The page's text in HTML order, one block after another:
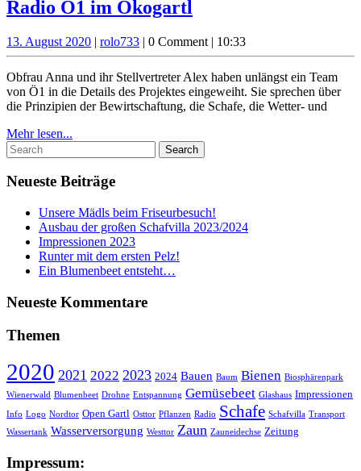
Radio Ö1 im Ökogartl
im
Ökogartl
13. August 202013.
August
2020
| rolo733rolo733
| 0 Comment | 10:33
Obfrau Anna und ihr Stellvertreter Alex haben unlängst ein Team
von Ö1 in die Details des Projektes eingeweiht. Sie sprechen über
die Prinzipien der Bewirtschaftung, die Schafe, die Wetter- und
Mehr lesen...
Search
for:
Neueste Beiträge
Unsere Mädls beim Friseurbesuch!
Ausbau der großen Schafvilla 2023/2024
Impressionen 2023
Runter mit dem ersten Pelz!
Ein Blumenbeet entsteht…
Neueste Kommentare
Themen
2020 2021 2022 2023 2024 Bauen Baum Bienen Biosphärenpark
Wienerwald Blumenbeet Drohne Entspannung Gemüsebeet Glashaus Impressionen
Info Logo Nordtor Open Gartl Osttor Pflanzen Radio Schafe Schafvilla Transport
Wassertank Wasserversorgung Westtor Zaun Zauneidechse Zeitung
Impressum: